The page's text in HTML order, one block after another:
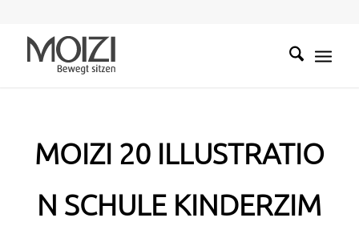
MOIZI 20 ILLUSTRATIO
N SCHULE KINDERZIM